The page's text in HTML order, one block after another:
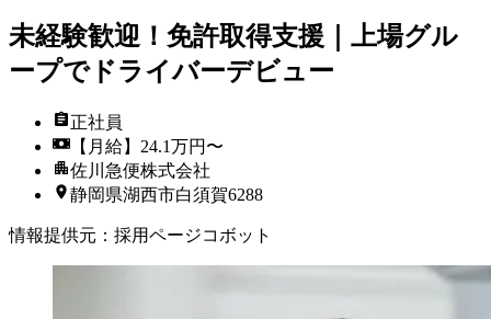
未経験歓迎！免許取得支援｜上場グル
ープでドライバーデビュー
正社員
【月給】24.1万円〜
佐川急便株式会社
静岡県湖西市白須賀6288
情報提供元 ： 採用ページコボット